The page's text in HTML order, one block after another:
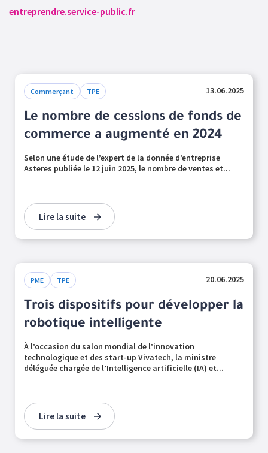
entreprendre.service-public.fr
Commerçant TPE 13.06.2025
Le nombre de cessions de fonds de
commerce a augmenté en 2024
Selon une étude de l’expert de la donnée d’entreprise
Asteres publiée le 12 juin 2025, le nombre de ventes et...
Lire la suite
PME TPE 20.06.2025
Trois dispositifs pour développer la
robotique intelligente
À l’occasion du salon mondial de l’innovation
technologique et des start-up Vivatech, la ministre
déléguée chargée de l’Intelligence artificielle (IA) et...
Lire la suite